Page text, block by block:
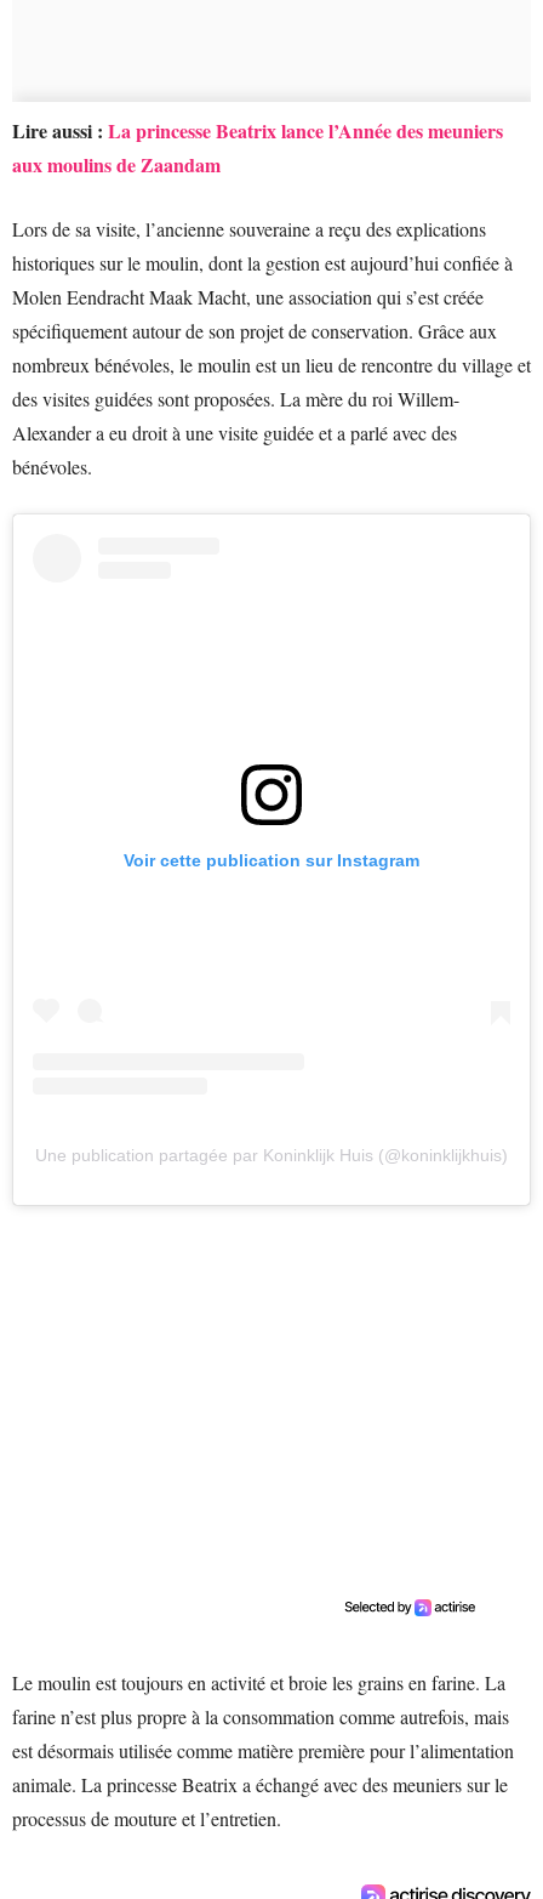
Lire aussi : La princesse Beatrix lance l’Année des meuniers
aux moulins de Zaandam
Lors de sa visite, l’ancienne souveraine a reçu des explications
historiques sur le moulin, dont la gestion est aujourd’hui confiée à
Molen Eendracht Maak Macht, une association qui s’est créée
spécifiquement autour de son projet de conservation. Grâce aux
nombreux bénévoles, le moulin est un lieu de rencontre du village et
des visites guidées sont proposées. La mère du roi Willem-
Alexander a eu droit à une visite guidée et a parlé avec des
bénévoles.
Voir cette publication sur Instagram
Une publication partagée par Koninklijk Huis (@koninklijkhuis)
Le moulin est toujours en activité et broie les grains en farine. La
farine n’est plus propre à la consommation comme autrefois, mais
est désormais utilisée comme matière première pour l’alimentation
animale. La princesse Beatrix a échangé avec des meuniers sur le
processus de mouture et l’entretien.